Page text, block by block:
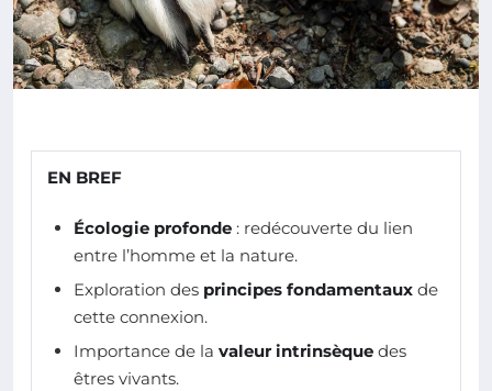
EN BREF
Écologie profonde : redécouverte du lien
entre l’homme et la nature.
Exploration des principes fondamentaux de
cette connexion.
Importance de la valeur intrinsèque des
êtres vivants.